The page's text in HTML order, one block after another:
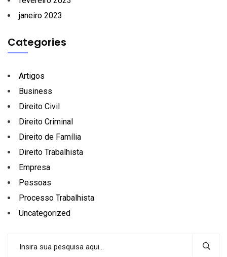
janeiro 2023
Categories
Artigos
Business
Direito Civil
Direito Criminal
Direito de Família
Direito Trabalhista
Empresa
Pessoas
Processo Trabalhista
Uncategorized